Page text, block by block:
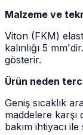
Malzeme ve
Viton (FKM)
kalınlığı 5
gösterir.
Ürün neden
Geniş sıcaklık
maddelere
bakım ihtiyacı